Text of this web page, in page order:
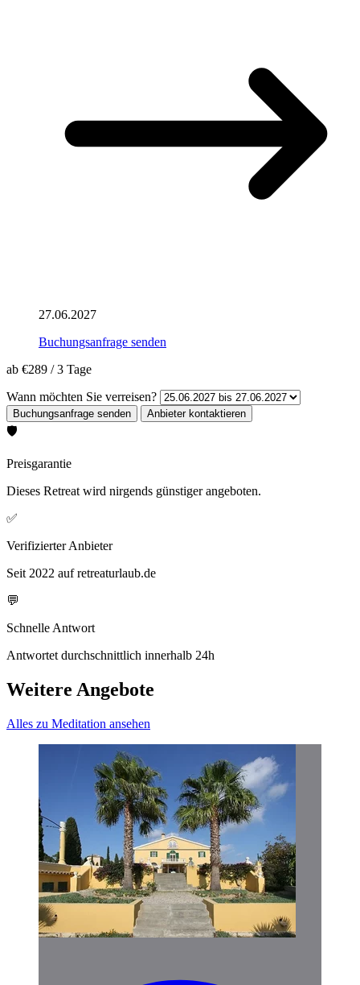
27.06.2027
Buchungsanfrage senden
ab €289 /3 Tage
Wann möchten Sie verreisen?
🛡️
Preisgarantie
Dieses Retreat wird nirgends günstiger angeboten.
✅
Verifizierter Anbieter
Seit 2022 auf retreaturlaub.de
💬
Schnelle Antwort
Antwortet durchschnittlich innerhalb 24h
Weitere Angebote
Alles zu Meditation ansehen